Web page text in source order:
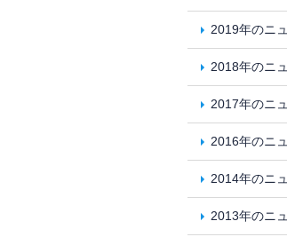
2019年のニ
2018年のニ
2017年のニ
2016年のニ
2014年のニ
2013年のニ